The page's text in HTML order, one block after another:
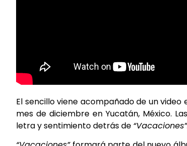
El sencillo viene acompañado de un
mes de diciembre en Yucatán, México.
letra y sentimiento detrás de